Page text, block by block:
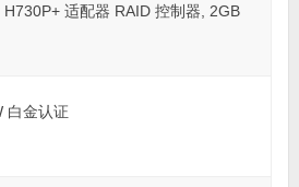
H730P+ 适配器 RAID 控制器, 2GB
白金认证